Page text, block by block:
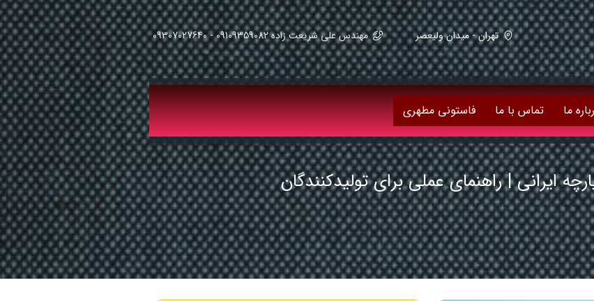
تهران - میدان ولیعصر مهندس علی شریعت زاده 09109359082 - 09307027640
ما تماس با ما فاستونی مطهری
ایرانی | راهنمای عملی برای تولیدکنندگان